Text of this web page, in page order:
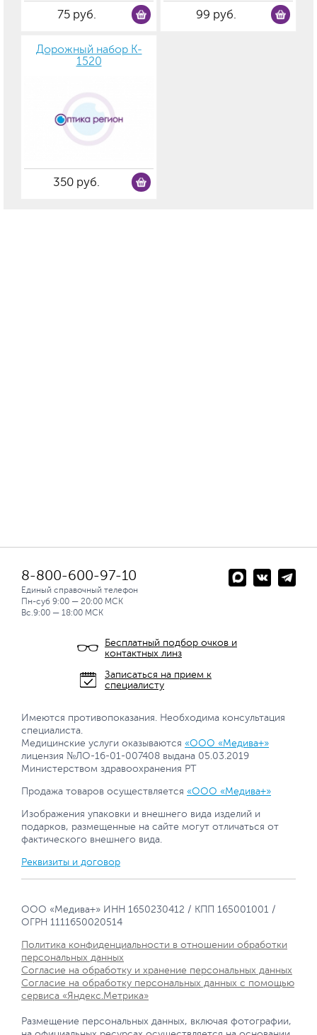
75 руб. 99 руб.
Дорожный набор K-
1520
350 руб.
8-800-600-97-10
Единый справочный телефон
Пн-суб 9:00 — 20:00 МСК
Вс.9:00 — 18:00 МСК
Бесплатный подбор очков и
контактных линз
Записаться на прием к
специалисту
Имеются противопоказания. Необходима консультация
специалиста.
Медицинские услуги оказываются «ООО «Медива+»
лицензия №ЛО-16-01-007408 выдана 05.03.2019
Министерством здравоохранения РТ
Продажа товаров осуществляется «ООО «Медива+»
Изображения упаковки и внешнего вида изделий и
подарков, размещенные на сайте могут отличаться от
фактического внешнего вида.
Реквизиты и договор
ООО «Медива+» ИНН 1650230412 / КПП 165001001 /
ОГРН 1111650020514
Политика конфиденциальности в отношении обработки
персональных данных
Согласие на обработку и хранение персональных данных
Согласие на обработку персональных данных с помощью
сервиса «Яндекс.Метрика»
Размещение персональных данных, включая фотографии,